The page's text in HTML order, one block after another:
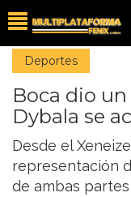
Deportes
Boca dio
Dybala se
Desde el
representación
de ambas